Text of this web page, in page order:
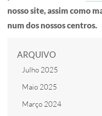
nosso site, assim como
num dos nossos centros.
ARQUIVO
Julho 2025
Maio 2025
Março 2024